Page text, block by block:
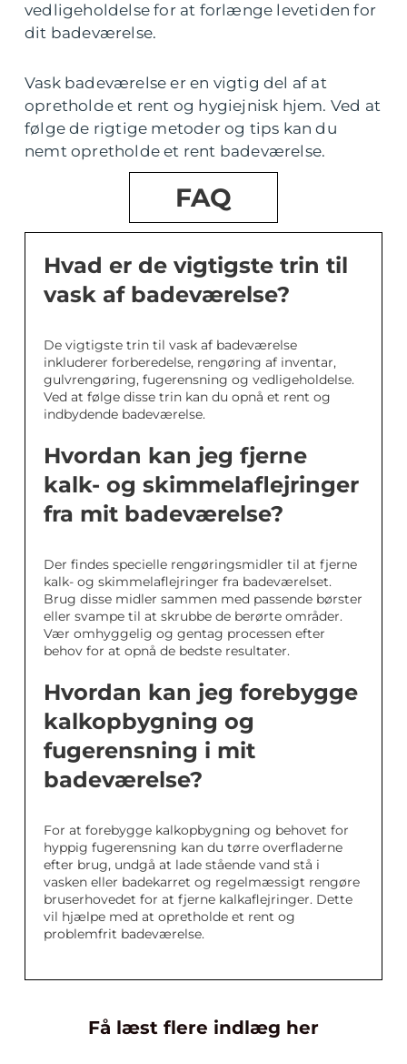
vedligeholdelse for at forlænge levetiden for
dit badeværelse.
Vask badeværelse er en vigtig del af at
opretholde et rent og hygiejnisk hjem. Ved at
følge de rigtige metoder og tips kan du
nemt opretholde et rent badeværelse.
FAQ
Hvad er de vigtigste trin til
vask af badeværelse?
De vigtigste trin til vask af badeværelse
inkluderer forberedelse, rengøring af inventar,
gulvrengøring, fugerensning og vedligeholdelse.
Ved at følge disse trin kan du opnå et rent og
indbydende badeværelse.
Hvordan kan jeg fjerne
kalk- og skimmelaflejringer
fra mit badeværelse?
Der findes specielle rengøringsmidler til at fjerne
kalk- og skimmelaflejringer fra badeværelset.
Brug disse midler sammen med passende børster
eller svampe til at skrubbe de berørte områder.
Vær omhyggelig og gentag processen efter
behov for at opnå de bedste resultater.
Hvordan kan jeg forebygge
kalkopbygning og
fugerensning i mit
badeværelse?
For at forebygge kalkopbygning og behovet for
hyppig fugerensning kan du tørre overfladerne
efter brug, undgå at lade stående vand stå i
vasken eller badekarret og regelmæssigt rengøre
bruserhovedet for at fjerne kalkaflejringer. Dette
vil hjælpe med at opretholde et rent og
problemfrit badeværelse.
Få læst flere indlæg her